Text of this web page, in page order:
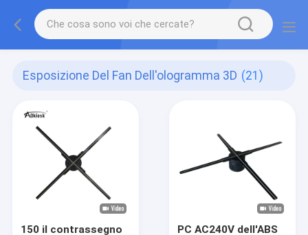
Esposizione Del Fan Dell'ologramma 3D (21)
150 il contrassegno
PC AC240V dell'ABS